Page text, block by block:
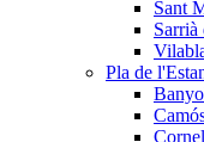
Sant
Sarrià
Pla de